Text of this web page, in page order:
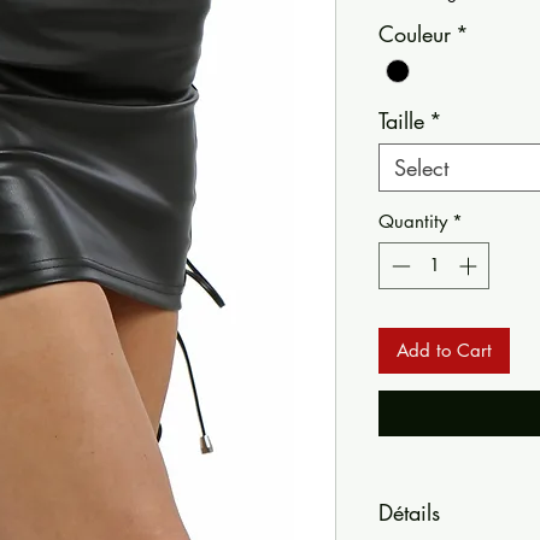
Couleur *
Taille *
Select
Quantity *
Add to Cart
Détails